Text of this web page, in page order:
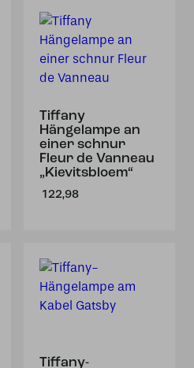
Tiffany
Hängelampe an
einer schnur
Fleur de Vanneau
„Kievitsbloem“
122,98
Tiffany-